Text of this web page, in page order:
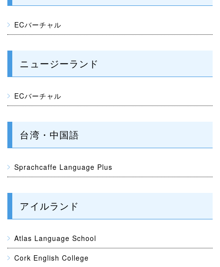
ECバーチャル
ニュージーランド
ECバーチャル
台湾・中国語
Sprachcaffe Language Plus
アイルランド
Atlas Language School
Cork English College